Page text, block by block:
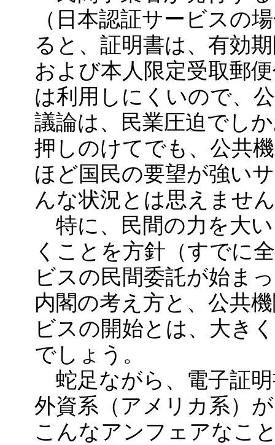
（日本認証サービスの
ると、証明書は、有効
および本人限定受取郵
は利用しにくいので、
議論は、民業圧迫でし
押しのけてでも、公共
ほど国民の要望が強い
んな状況とは思えませ
特に、民間の力を大
くことを方針（すでに
ビスの民間委託が始ま
内閣の考え方と、公共
ビスの開始とは、大き
でしょう。
蛇足ながら、電子証
外資系（アメリカ系）
こんなアンフェアなこ